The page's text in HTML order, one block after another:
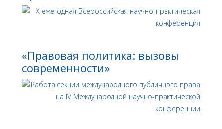
«Правовая политика: вызовы
современности»